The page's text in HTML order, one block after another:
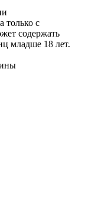
только с
содержать
младше 18 лет.